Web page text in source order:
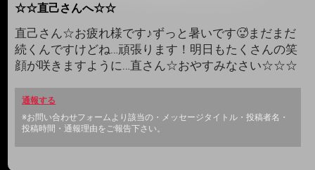
☆☆直己さんへ☆☆
直己さん☆お疲れ様です♪ずっと暑いです🥵まだまだ
続くんですけどね…頑張ります！明日もたくさんの笑
顔が咲きますように…直さん☆おやすみなさい☆☆☆
通報する
※お問い合わせフォームより該当の・メッセージタイトル・投稿者名・
投稿時間・通報理由をご報告下さい。